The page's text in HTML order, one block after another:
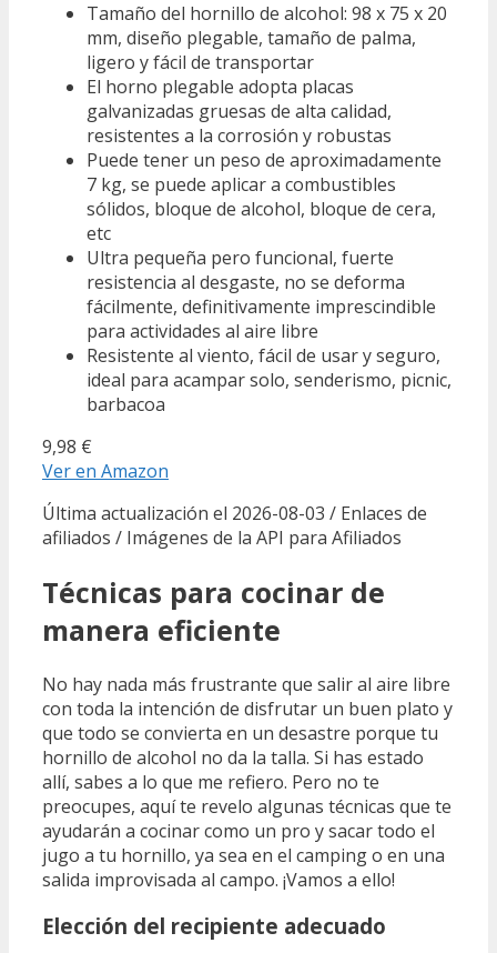
Tamaño del hornillo de alcohol: 98 x 75 x 20
mm, diseño plegable, tamaño de palma,
ligero y fácil de transportar
El horno plegable adopta placas
galvanizadas gruesas de alta calidad,
resistentes a la corrosión y robustas
Puede tener un peso de aproximadamente
7 kg, se puede aplicar a combustibles
sólidos, bloque de alcohol, bloque de cera,
etc
Ultra pequeña pero funcional, fuerte
resistencia al desgaste, no se deforma
fácilmente, definitivamente imprescindible
para actividades al aire libre
Resistente al viento, fácil de usar y seguro,
ideal para acampar solo, senderismo, picnic,
barbacoa
9,98 €
Ver en Amazon
Última actualización el 2026-08-03 / Enlaces de
afiliados / Imágenes de la API para Afiliados
Técnicas para cocinar de
manera eficiente
No hay nada más frustrante que salir al aire libre
con toda la intención de disfrutar un buen plato y
que todo se convierta en un desastre porque tu
hornillo de alcohol no da la talla. Si has estado
allí, sabes a lo que me refiero. Pero no te
preocupes, aquí te revelo algunas técnicas que te
ayudarán a cocinar como un pro y sacar todo el
jugo a tu hornillo, ya sea en el camping o en una
salida improvisada al campo. ¡Vamos a ello!
Elección del recipiente adecuado